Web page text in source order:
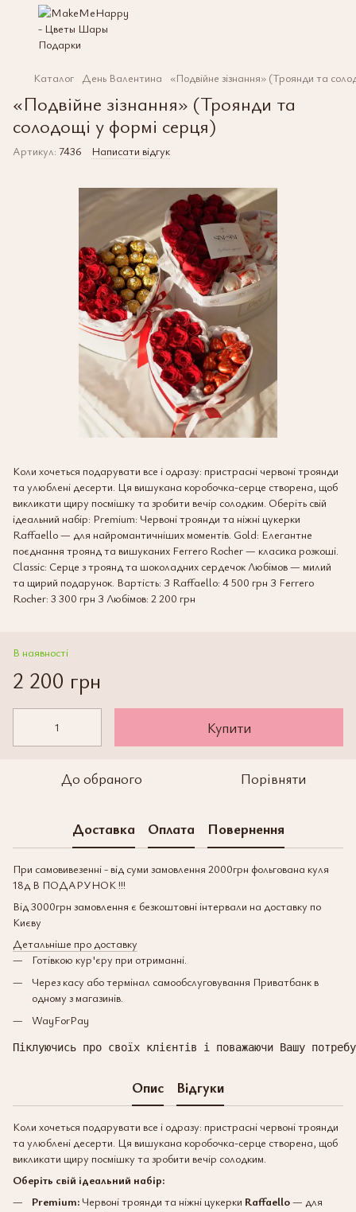
Каталог День Валентина «Подвійне зізнання» (Троянди та
«Подвійне зізнання» (Троянди та
солодощі у формі серця)
Артикул: 7436 Написати відгук
Коли хочеться подарувати все і одразу: пристрасні червоні троянди
та улюблені десерти. Ця вишукана коробочка-серце створена, щоб
викликати щиру посмішку та зробити вечір солодким. Оберіть свій
ідеальний набір: Premium: Червоні троянди та ніжні цукерки
Raffaello — для найромантичніших моментів. Gold: Елегантне
поєднання троянд та вишуканих Ferrero Rocher — класика розкоші.
Classic: Серце з троянд та шоколадних сердечок Любімов — милий
та щирий подарунок. Вартість: З Raffaello: 4 500 грн З Ferrero
Rocher: 3 300 грн З Любімов: 2 200 грн
В наявності
2 200 грн
Купити
До обраного Порівняти
Доставка Оплата Повернення
При самовивезенні - від суми замовлення 2000грн фольгована куля
18д В ПОДАРУНОК !!!
Від 3000грн замовлення є безкоштовні інтервали на доставку по
Києву
Детальніше про доставку
Готівкою кур'єру при отриманні.
Через касу або термінал самообслуговування Приватбанк в
одному з магазинів.
WayForPay
Піклуючись про своїх клієнтів і поважаючи Вашу
Опис Відгуки
Коли хочеться подарувати все і одразу: пристрасні червоні троянди
та улюблені десерти. Ця вишукана коробочка-серце створена, щоб
викликати щиру посмішку та зробити вечір солодким.
Оберіть свій ідеальний набір:
Premium: Червоні троянди та ніжні цукерки Raffaello— для